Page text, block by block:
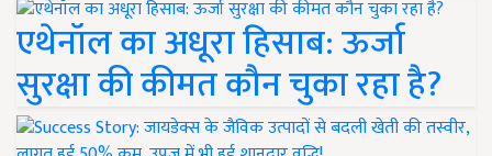
एथेनॉल का अधूरा हिसाब: ऊर्जा
सुरक्षा की कीमत कौन चुका रहा है?